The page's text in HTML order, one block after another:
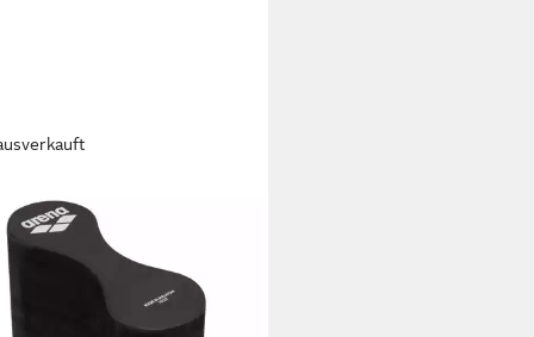
Freeflow Pullbuoy II
€
Werktagen bei dir